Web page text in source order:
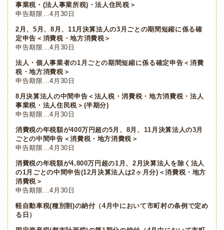
事業税・(法人事業所税)・法人住民税＞
申告期限…4月30日
2月、5月、8月、11月決算法人の3月ごとの期間短縮に係る確
定申告＜消費税・地方消費税＞
申告期限…4月30日
法人・個人事業者の1月ごとの期間短縮に係る確定申告＜消費
税・地方消費税＞
申告期限…4月30日
8月決算法人の中間申告＜法人税・消費税・地方消費税・法人
事業税・法人住民税＞(半期分)
申告期限…4月30日
消費税の年税額が400万円超の5月、8月、11月決算法人の3月
ごとの中間申告＜消費税・地方消費税＞
申告期限…4月30日
消費税の年税額が4,800万円超の1月、2月決算法人を除く法人
の1月ごとの中間申告(12月決算法人は2ヶ月分)＜消費税・地方
消費税＞
申告期限…4月30日
軽自動車税(種別割)の納付（4月中において市町村の条例で定め
る日）